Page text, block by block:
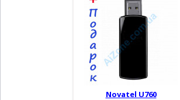
Novatel U760